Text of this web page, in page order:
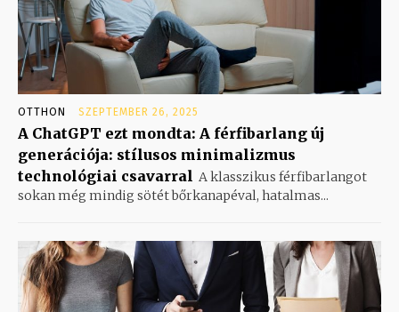
OTTHON SZEPTEMBER 26, 2025
A ChatGPT ezt mondta: A férfibarlang új
generációja: stílusos minimalizmus
technológiai csavarral A klasszikus férfibarlangot
sokan még mindig sötét bőrkanapéval, hatalmas...